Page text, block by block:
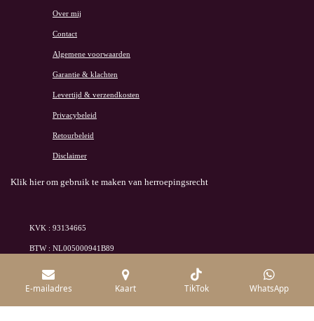
Over mij
Contact
Algemene voorwaarden
Garantie & klachten
Levertijd & verzendkosten
Privacybeleid
Retourbeleid
Disclaimer
Klik hier om gebruik te maken van herroepingsrecht
KVK : 93134665
BTW : NL005000941B89
© 2026 Alle rechten voorbehouden /mineraluxe
E-mailadres Kaart TikTok WhatsApp